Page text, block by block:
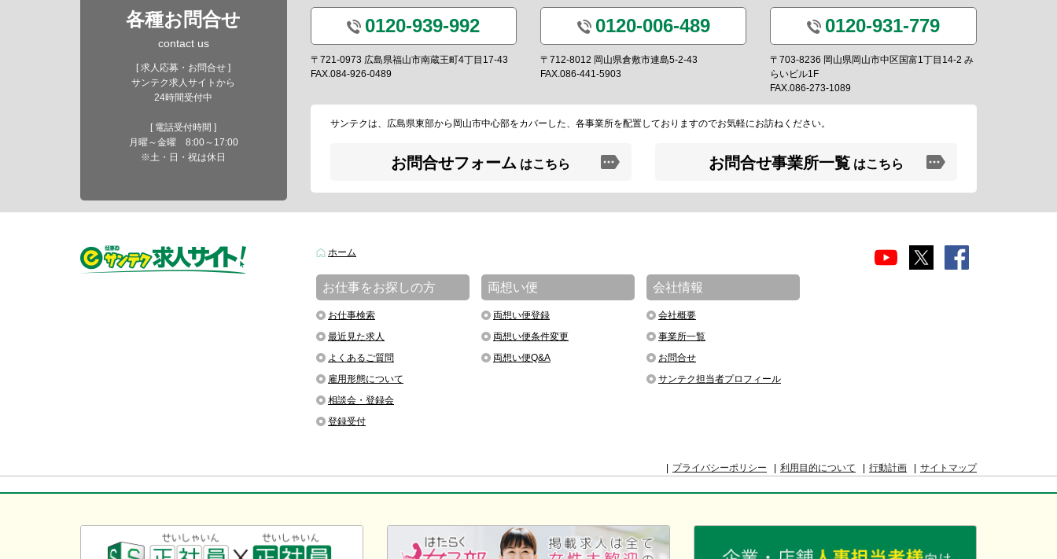
各種お問合せ
contact us
[ 求人応募・お問合せ ]
サンテク求人サイトから
24時間受付中
[ 電話受付時間 ]
月曜～金曜 8:00～17:00
※土・日・祝は休日
0120-939-992
〒721-0973 広島県福山市南蔵王町4丁目17-43
FAX.084-926-0489
0120-006-489
〒712-8012 岡山県倉敷市連島5-2-43
FAX.086-441-5903
0120-931-779
〒703-8236 岡山県岡山市中区国富1丁目14-2 み
らいビル1F
FAX.086-273-1089
サンテクは、広島県東部から岡山市中心部をカバーした、各事業所を配置しておりますのでお気軽にお訪ねください。
お問合せフォーム はこちら お問合せ事業所一覧 はこちら
ホーム
お仕事をお探しの方
お仕事検索
最近見た求人
よくあるご質問
雇用形態について
相談会・登録会
登録受付
両想い便
両想い便登録
両想い便条件変更
両想い便Q&A
会社情報
会社概要
事業所一覧
お問合せ
サンテク担当者プロフィール
プライバシーポリシー 利用目的について 行動計画 サイトマップ